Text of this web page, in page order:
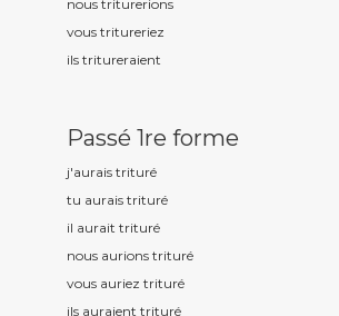
nous triturerions
vous tritureriez
ils tritureraient
Passé 1re forme
j'aurais trituré
tu aurais trituré
il aurait trituré
nous aurions trituré
vous auriez trituré
ils auraient trituré